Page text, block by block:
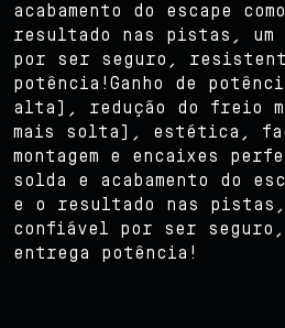
acabamento do escape
resultado nas pistas, um
por ser seguro,
potência!Ganho de
alta), redução do freio
mais solta), estética,
montagem e encaixes
solda e acabamento do
e o resultado nas pistas,
confiável por ser
entrega potência!